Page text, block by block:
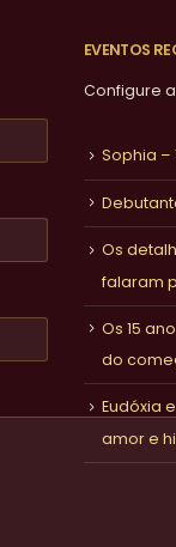
EVENTOS
Configure
Sophia –
Os
falaram
Os 15
do
Eudóxia
amor e